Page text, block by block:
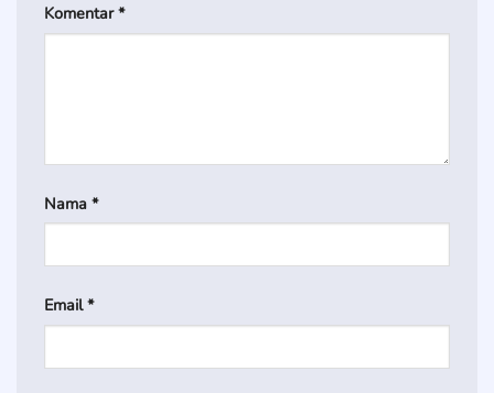
Komentar*
Nama *
Email*